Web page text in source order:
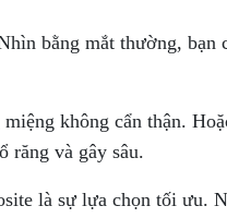
bằng mắt thường,
không cẩn thận.
răng và gây sâu.
là sự lựa chọn tối ưu.